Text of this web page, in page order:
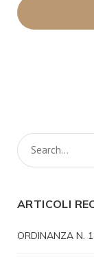
ARTICOLI
ORDINANZA N.